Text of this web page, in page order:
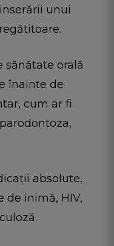
unui
orală
înainte de
cum ar fi
absolute,
de inimă, HIV,